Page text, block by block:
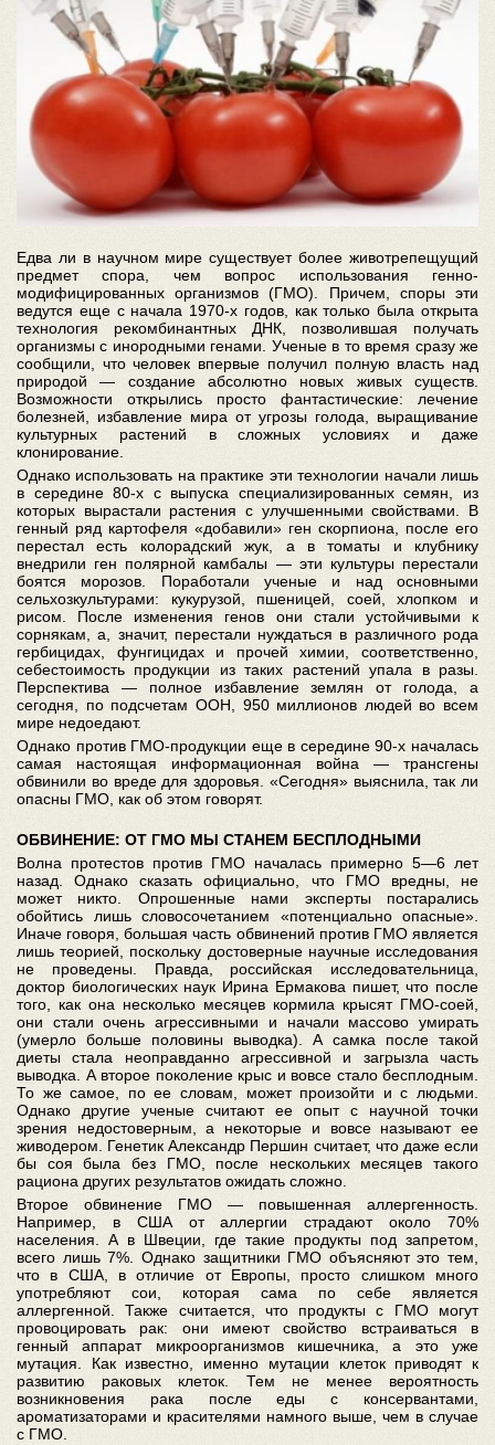
Едва ли в научном мире существует более животрепещущий
предмет спора, чем вопрос использования генно-
модифицированных организмов (ГМО). Причем, споры эти
ведутся еще с начала 1970-х годов, как только была открыта
технология рекомбинантных ДНК, позволившая получать
организмы с инородными генами. Ученые в то время сразу же
сообщили, что человек впервые получил полную власть над
природой — создание абсолютно новых живых существ.
Возможности открылись просто фантастические: лечение
болезней, избавление мира от угрозы голода, выращивание
культурных растений в сложных условиях и даже
клонирование.
Однако использовать на практике эти технологии начали лишь
в середине 80-х с выпуска специализированных семян, из
которых вырастали растения с улучшенными свойствами. В
генный ряд картофеля «добавили» ген скорпиона, после его
перестал есть колорадский жук, а в томаты и клубнику
внедрили ген полярной камбалы — эти культуры перестали
боятся морозов. Поработали ученые и над основными
сельхозкультурами: кукурузой, пшеницей, соей, хлопком и
рисом. После изменения генов они стали устойчивыми к
сорнякам, а, значит, перестали нуждаться в различного рода
гербицидах, фунгицидах и прочей химии, соответственно,
себестоимость продукции из таких растений упала в разы.
Перспектива — полное избавление землян от голода, а
сегодня, по подсчетам ООН, 950 миллионов людей во всем
мире недоедают.
Однако против ГМО-продукции еще в середине 90-х началась
самая настоящая информационная война — трансгены
обвинили во вреде для здоровья. «Сегодня» выяснила, так ли
опасны ГМО, как об этом говорят.
ОБВИНЕНИЕ: ОТ ГМО МЫ СТАНЕМ БЕСПЛОДНЫМИ
Волна протестов против ГМО началась примерно 5—6 лет
назад. Однако сказать официально, что ГМО вредны, не
может никто. Опрошенные нами эксперты постарались
обойтись лишь словосочетанием «потенциально опасные».
Иначе говоря, большая часть обвинений против ГМО является
лишь теорией, поскольку достоверные научные исследования
не проведены. Правда, российская исследовательница,
доктор биологических наук Ирина Ермакова пишет, что после
того, как она несколько месяцев кормила крысят ГМО-соей,
они стали очень агрессивными и начали массово умирать
(умерло больше половины выводка). А самка после такой
диеты стала неоправданно агрессивной и загрызла часть
выводка. А второе поколение крыс и вовсе стало бесплодным.
То же самое, по ее словам, может произойти и с людьми.
Однако другие ученые считают ее опыт с научной точки
зрения недостоверным, а некоторые и вовсе называют ее
живодером. Генетик Александр Першин считает, что даже если
бы соя была без ГМО, после нескольких месяцев такого
рациона других результатов ожидать сложно.
Второе обвинение ГМО — повышенная аллергенность.
Например, в США от аллергии страдают около 70%
населения. А в Швеции, где такие продукты под запретом,
всего лишь 7%. Однако защитники ГМО объясняют это тем,
что в США, в отличие от Европы, просто слишком много
употребляют сои, которая сама по себе является
аллергенной. Также считается, что продукты с ГМО могут
провоцировать рак: они имеют свойство встраиваться в
генный аппарат микроорганизмов кишечника, а это уже
мутация. Как известно, именно мутации клеток приводят к
развитию раковых клеток. Тем не менее вероятность
возникновения рака после еды с консервантами,
ароматизаторами и красителями намного выше, чем в случае
с ГМО.